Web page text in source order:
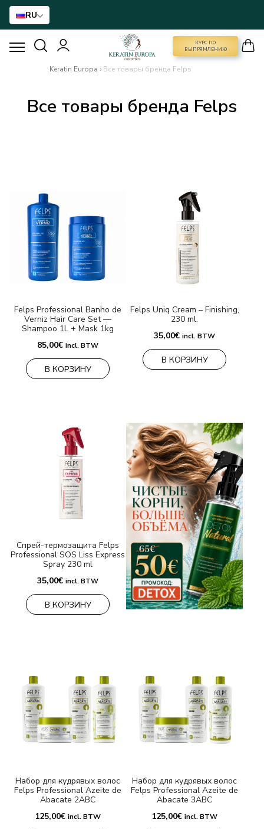
RU
КУРС ПО
ВЫПРЯМЛЕНИЮ
КУРС ПО ВЫПРЯМЛЕНИЮ
NANO GOLD
АКСЕССУАРЫ
Оплата и доставка
Часто задаваемые вопросы
Контакты
Keratin Europa › Все товары бренда Felps
Все товары бренда Felps
Felps Professional Banho de
Verniz Hair Care Set —
Shampoo 1L + Mask 1kg
85,00€ incl. BTW
В КОРЗИНУ
Felps Uniq Cream – Finishing,
230 ml.
35,00€ incl. BTW
В КОРЗИНУ
Спрей-термозащита Felps
Professional SOS Liss Express
Spray 230 ml
35,00€ incl. BTW
В КОРЗИНУ
Набор для кудрявых волос
Felps Professional Azeite de
Abacate 2ABC
125,00€ incl. BTW
Набор для кудрявых волос
Felps Professional Azeite de
Abacate 3ABC
125,00€ incl. BTW